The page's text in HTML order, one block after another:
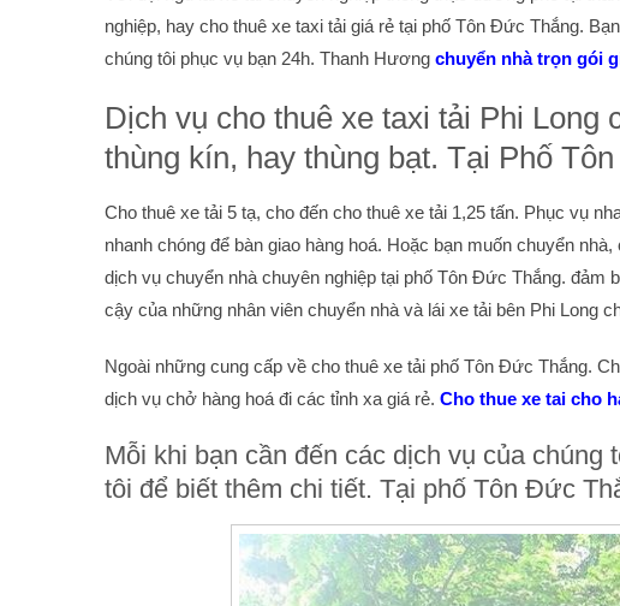
nghiệp, hay cho thuê xe taxi tải giá rẻ tại phố Tôn Đức Thắng.
chúng tôi phục vụ bạn 24h. Thanh Hương chuyển nhà trọn gói
Dịch vụ cho thuê xe taxi tải Phi Long
thùng kín, hay thùng bạt. Tại Phố
Cho thuê xe tải 5 tạ, cho đến cho thuê xe tải 1,25 tấn. Phục vụ
nhanh chóng để bàn giao hàng hoá. Hoặc bạn muốn chuyển
dịch vụ chuyển nhà chuyên nghiệp tại phố Tôn Đức Thắng. đảm
cậy của những nhân viên chuyển nhà và lái xe tải bên Phi Long
Ngoài những cung cấp về cho thuê xe tải phố Tôn Đức Thắng.
dịch vụ chở hàng hoá đi các tỉnh xa giá rẻ. Cho thue xe tai cho
Mỗi khi bạn cần đến các dịch vụ của chúng
tôi để biết thêm chi tiết. Tại phố Tôn Đức